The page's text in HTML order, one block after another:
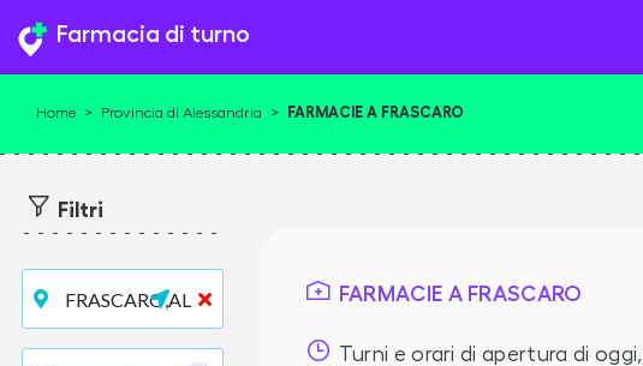
Farmacia di turno
Home > Provincia di Alessandria > FARMACIE A FRASCARO
FARMACIE A FRASCARO
Turni e orari di apertura di oggi,
Filtri